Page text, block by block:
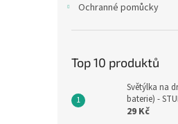
Ochranné pomůcky
Top 10 produktů
Světýlka na
baterie) -
29 Kč